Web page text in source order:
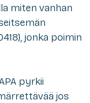
miten vanhan
jonka poimin
pyrkii
jos